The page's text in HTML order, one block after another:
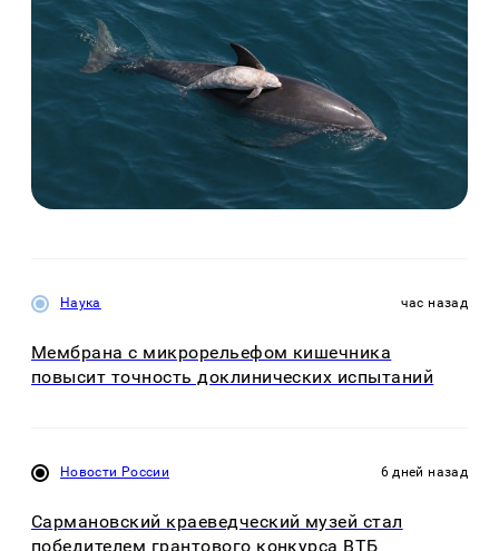
Наука час назад
Мембрана с микрорельефом кишечника
повысит точность доклинических испытаний
Новости России 6 дней назад
Сармановский краеведческий музей стал
победителем грантового конкурса ВТБ